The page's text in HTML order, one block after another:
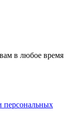
в любое время
персональных